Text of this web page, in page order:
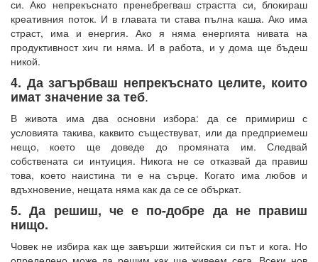
си. Ако непрекъснато пренебрегваш страстта си, блокираш
креативния поток. И в главата ти става пълна каша. Ако има
страст, има и енергия. Ако я няма енергията нивата на
продуктивност хич ги няма. И в работа, и у дома ще бъдеш
никой.
4. Да загърбваш непрекъснато целите, които
имат значение за теб.
В живота има два основни избора: да се примириш с
условията такива, каквито съществуват, или да предприемеш
нещо, което ще доведе до промяната им. Следвай
собствената си интуиция. Никога не се отказвай да правиш
това, което наистина ти е на сърце. Когато има любов и
вдъхновение, нещата няма как да се се объркат.
5. Да решиш, че е по-добре да не правиш
нищо.
Човек не избира как ще завърши житейския си път и кога. Но